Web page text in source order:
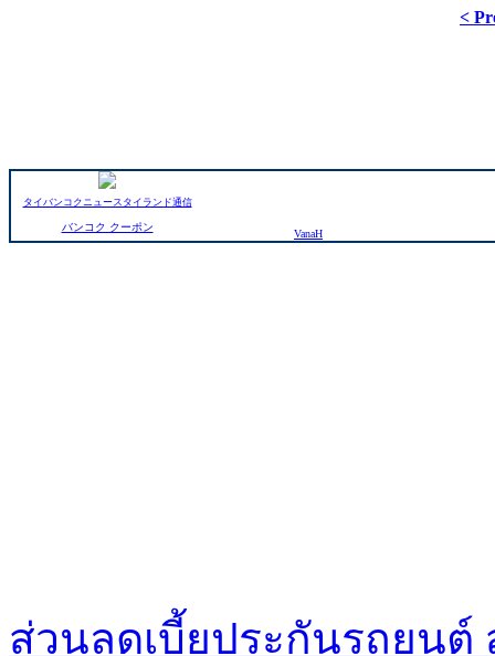
<
タイバンコクニュースタイランド通信
バンコク クーポン
VanaH
ส่วนลดเบี้ยประกันรถยนต์